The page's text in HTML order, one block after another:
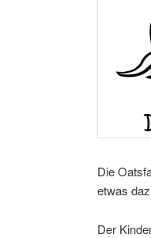
Die
etwas
Der